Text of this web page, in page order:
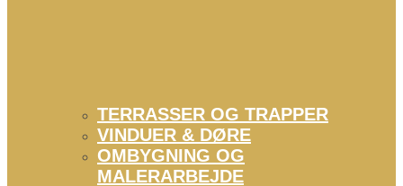
TERRASSER OG TRAPPER
VINDUER & DØRE
OMBYGNING OG
MALERARBEJDE